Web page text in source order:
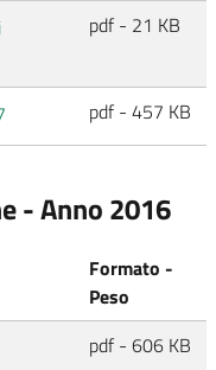
pdf - 21 KB
pdf - 457 KB
- Anno 2016
Formato -
Peso
pdf - 606 KB